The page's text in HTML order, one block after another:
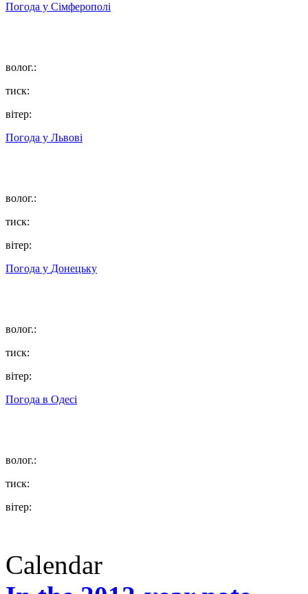
Погода у Сімферополі
волог.:
тиск:
вітер:
Погода у Львові
волог.:
тиск:
вітер:
Погода у Донецьку
волог.:
тиск:
вітер:
Погода в Одесі
волог.:
тиск:
вітер:
Calendar